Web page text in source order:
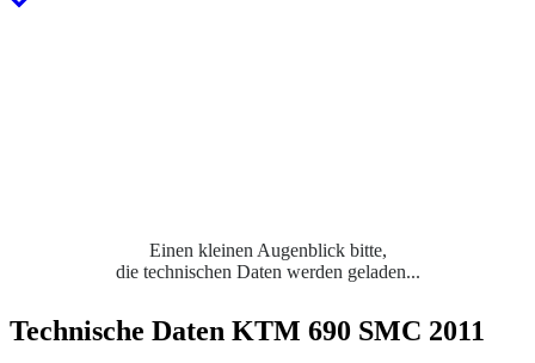
Einen kleinen Augenblick bitte,
die technischen Daten werden geladen...
Technische Daten KTM 690 SMC 2011